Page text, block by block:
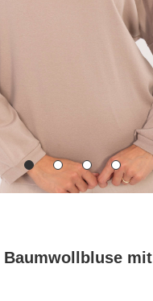
Baumwollbluse mit